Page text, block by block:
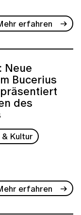
erfahren
Neue
Bucerius
des
& Kultur
erfahren